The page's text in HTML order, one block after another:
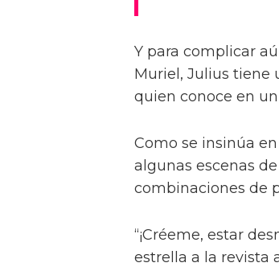
Y para complicar
Muriel, Julius tiene
quien conoce en
Como se insinúa
algunas escenas
combinaciones de
“¡Créeme, estar
estrella a la revista